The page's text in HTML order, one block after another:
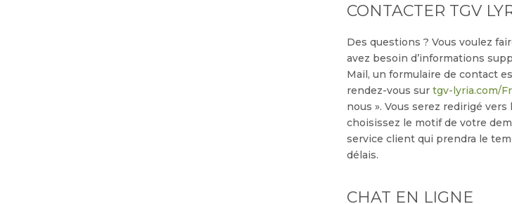
CONTACTER TGV
Des questions ? Vous voulez
avez besoin d’informations
Mail, un formulaire de contact
rendez-vous sur tgv-lyria.com/Fr
nous ». Vous serez redirigé
choisissez le motif de votre
service client qui prendra le
délais.
CHAT EN LIGNE